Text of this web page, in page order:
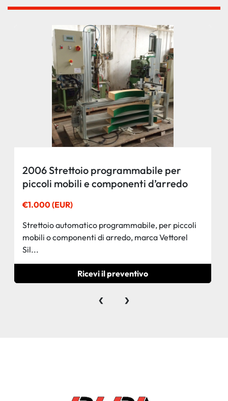
2006 Strettoio programmabile per
piccoli mobili e componenti d’arredo
€1.000 (EUR)
Strettoio automatico programmabile, per piccoli
mobili o componenti di arredo, marca Vettorel
Sil...
Ricevi il preventivo
‹ ›